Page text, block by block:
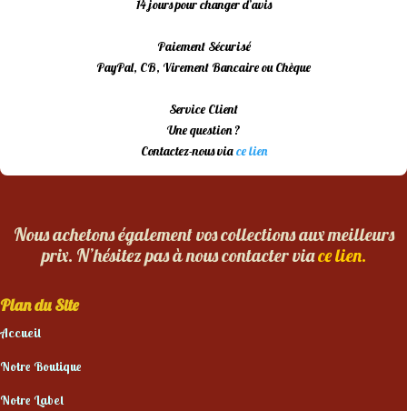
14 jours pour changer d’avis
Paiement Sécurisé
PayPal, CB, Virement Bancaire ou Chèque
Service Client
Une question ?
Contactez-nous viace lien
Nous achetons également vos collections aux meilleurs
prix. N’hésitez pas à nous contacter viace lien.
Plan du Site
Accueil
Notre Boutique
Notre Label